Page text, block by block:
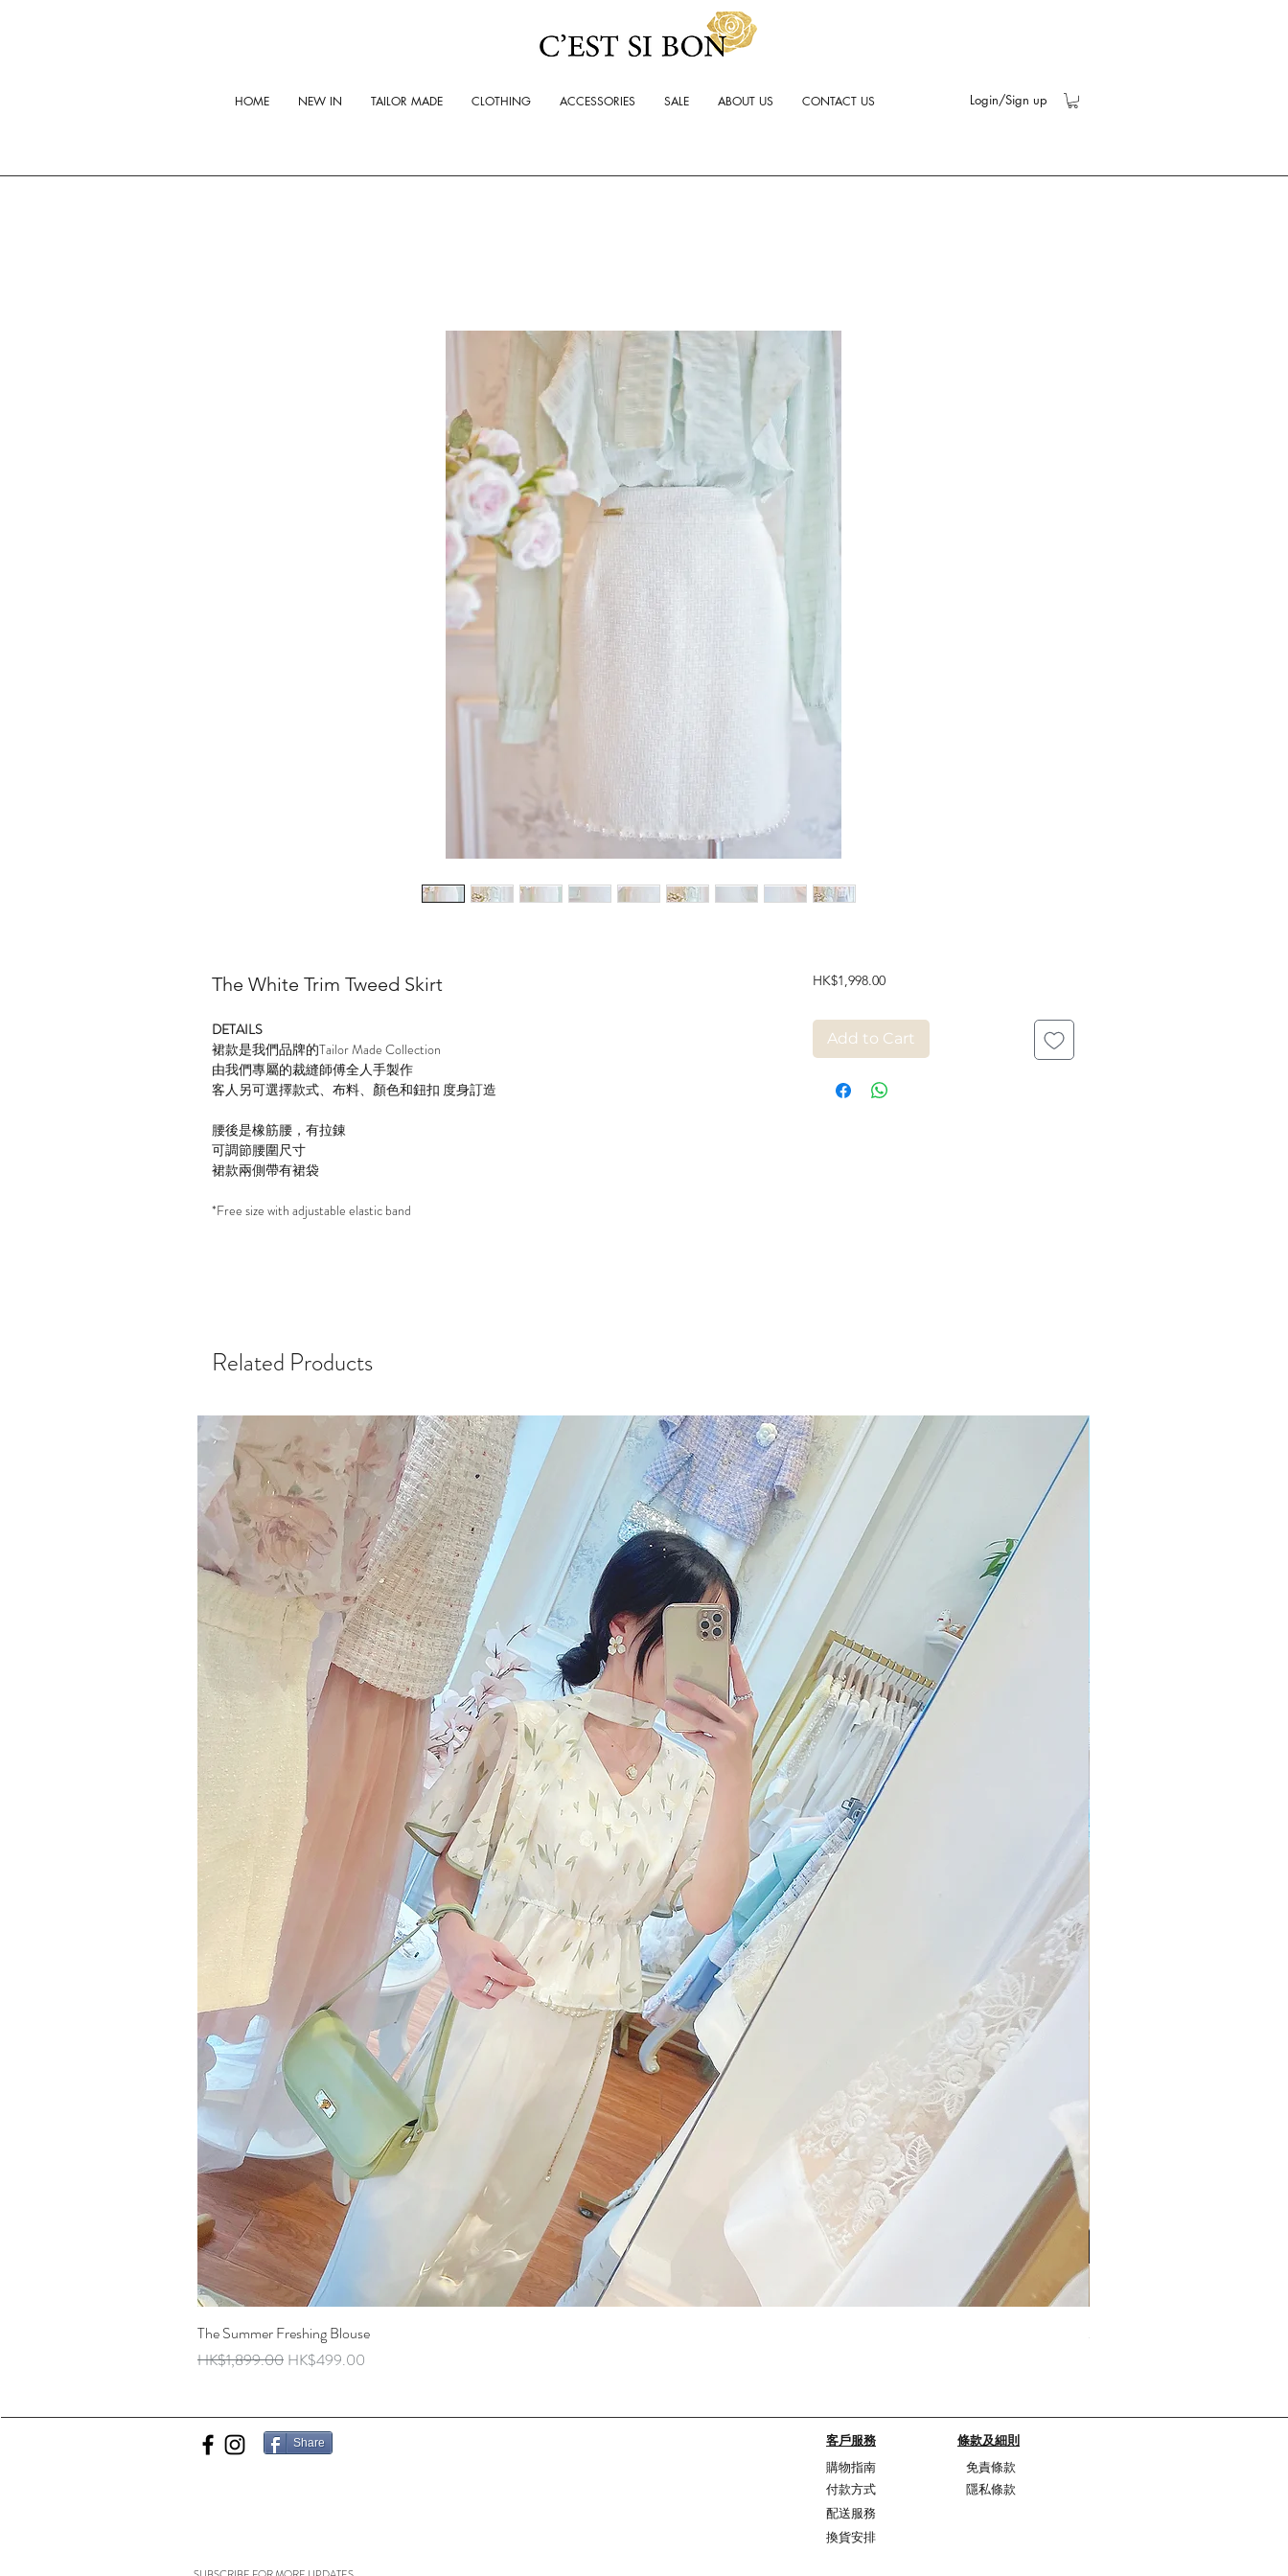
HOME NEW IN TAILOR MADE CLOTHING ACCESSORIES SALE ABOUT US CONTACT US Login/Sign up
The White Trim Tweed Skirt
DETAILS
裙款是我們品牌的Tailor Made Collection
由我們專屬的裁縫師傅全人手製作
客人另可選擇款式、布料、顏色和鈕扣 度身訂造
腰後是橡筋腰，有拉錬
可調節腰圍尺寸
裙款兩側帶有裙袋
*Free size with adjustable elastic band
HK$1,998.00Price
Add to Cart
Related Products
The Summer Freshing Blouse
Regular Price
HK$1,899.00 Sale Price
HK$499.00
My Sheer Bow Knit Top
Share
客戶服務
購物指南
付款方式
配送服務
換貨安排
條款及細則
免責條款
隱私條款